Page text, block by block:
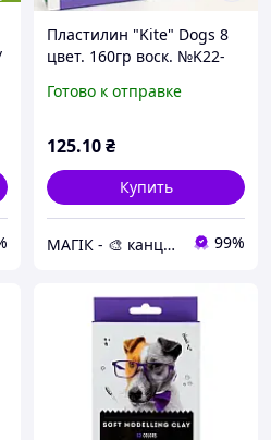
Пластилин "Kite" Dogs 8
цвет. 160гр воск. №K22-
Готово к отправке
125.10₴
Купить
МАГІК - 🎨 канцтовари, іграшки, подарунки 🎨 99%